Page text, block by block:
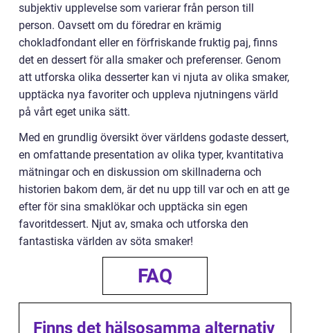
subjektiv upplevelse som varierar från person till
person. Oavsett om du föredrar en krämig
chokladfondant eller en förfriskande fruktig paj, finns
det en dessert för alla smaker och preferenser. Genom
att utforska olika desserter kan vi njuta av olika smaker,
upptäcka nya favoriter och uppleva njutningens värld
på vårt eget unika sätt.
Med en grundlig översikt över världens godaste dessert,
en omfattande presentation av olika typer, kvantitativa
mätningar och en diskussion om skillnaderna och
historien bakom dem, är det nu upp till var och en att ge
efter för sina smaklökar och upptäcka sin egen
favoritdessert. Njut av, smaka och utforska den
fantastiska världen av söta smaker!
FAQ
Finns det hälsosamma alternativ